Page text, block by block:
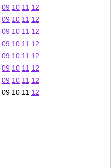
09 10 11 12
09 10 11 12
09 10 11 12
09 10 11 12
09 10 11 12
09 10 11 12
09 10 11 12
09 10 11 12